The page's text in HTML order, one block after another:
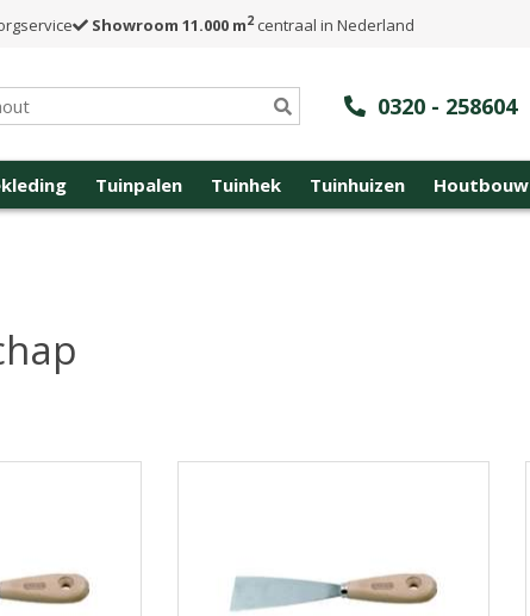
Showroom 11.000 m2centraal in Nederland
0320 - 258604
Tuinpalen Tuinhek Tuinhuizen Houtbouw